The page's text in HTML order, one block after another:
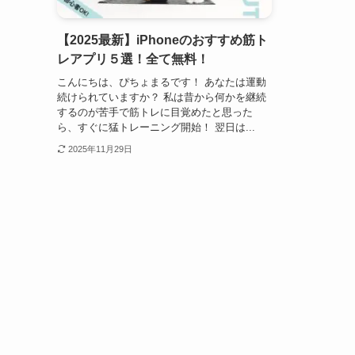
【2025最新】iPhoneのおすすめ筋ト
レアプリ５選！全て無料！
こんにちは、ぴちょまるです！ あなたは運動
続けられていますか？ 私は昔から何かを継続
するのが苦手で筋トレに目覚めたと思った
ら、すぐに猛トレーニング開始！ 翌日は...
2025年11月29日